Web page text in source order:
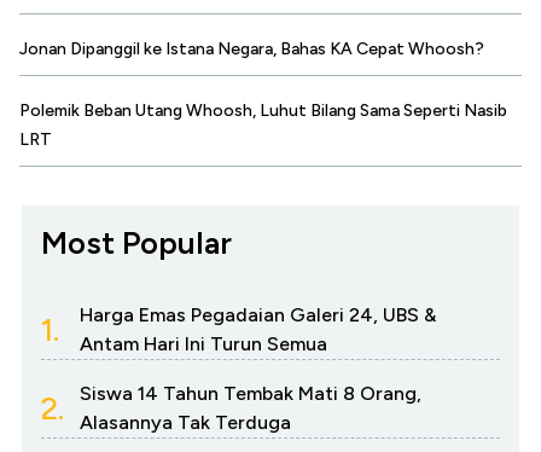
Jonan Dipanggil ke Istana Negara, Bahas KA Cepat Whoosh?
Polemik Beban Utang Whoosh, Luhut Bilang Sama Seperti Nasib
LRT
Most Popular
1.
Harga Emas Pegadaian Galeri 24, UBS &
Antam Hari Ini Turun Semua
2.
Siswa 14 Tahun Tembak Mati 8 Orang,
Alasannya Tak Terduga